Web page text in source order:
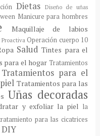
Dietas
Diseño de uñas
Manicure para hombres
Maquillaje de labios
Proactiva Operación cuerpo 10
Salud Tintes para el
para el hogar Tratamientos
Tratamientos para el
Tratamientos para las
Uñas decoradas
y exfoliar la piel la
para las cicatrices